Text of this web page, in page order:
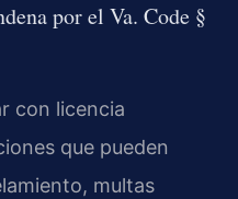
por el Va. Code §
con licencia
que pueden
multas